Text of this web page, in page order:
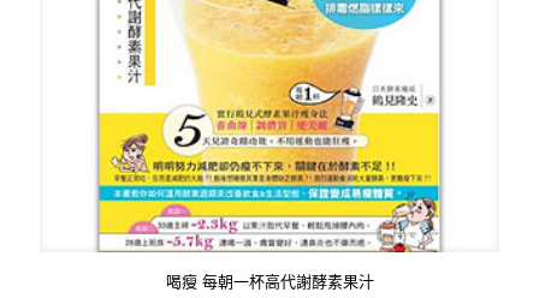
喝瘦 每朝一杯高代謝酵素果汁